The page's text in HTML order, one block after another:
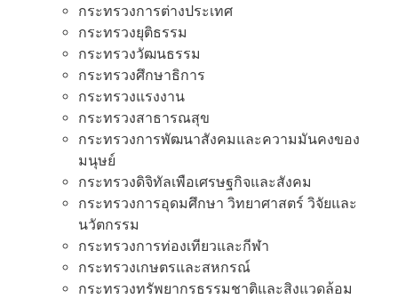
กระทรวงการต่างประเทศ
กระทรวงยุติธรรม
กระทรวงวัฒนธรรม
กระทรวงศึกษาธิการ
กระทรวงแรงงาน
กระทรวงสาธารณสุข
กระทรวงการพัฒนาสังคมและความมันคงของ
มนุษย์
กระทรวงดิจิทัลเพือเศรษฐกิจและสังคม
กระทรวงการอุดมศึกษา วิทยาศาสตร์ วิจัยและ
นวัตกรรม
กระทรวงการท่องเทียวและกีฬา
กระทรวงเกษตรและสหกรณ์
กระทรวงทรัพยากรธรรมชาติและสิงแวดล้อม